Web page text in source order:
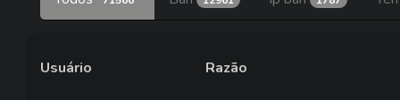
Usuário Razão